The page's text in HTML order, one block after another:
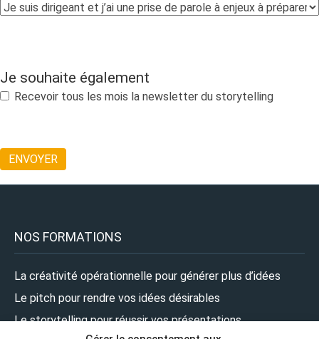
Je souhaite également
Recevoir tous les mois la newsletter du storytelling
NOS FORMATIONS
La créativité opérationnelle pour générer plus d’idées
Le pitch pour rendre vos idées désirables
Le storytelling pour réussir vos présentations